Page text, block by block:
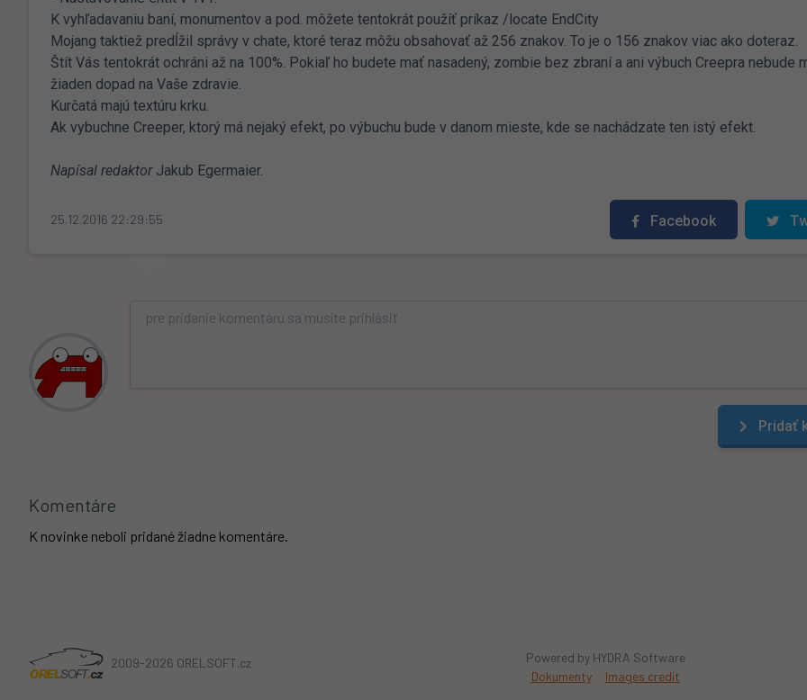
K vyhľadavaniu baní, monumentov a pod. môžete tentokrát použíť príkaz /locate EndCity
Mojang taktiež predĺžil správy v chate, ktoré teraz môžu obsahovať až 256 znakov. To je o 156 znakov viac ako doteraz.
Štít Vás tentokrát ochráni až na 100%. Pokiaľ ho budete mať nasadený, zombie bez zbraní a ani výbuch Creepra nebude
žiaden dopad na Vaše zdravie.
Kurčatá majú textúru krku.
Ak vybuchne Creeper, ktorý má nejaký efekt, po výbuchu bude v danom mieste, kde se nachádzate ten istý efekt.
Napísal redaktorJakub Egermaier.
25.12.2016 22:29:55 Facebook
Pridať
Komentáre
K novinke neboli pridané žiadne komentáre.
2009-2026 ORELSOFT.cz
Powered by HYDRA Software
Dokumenty
Images credit